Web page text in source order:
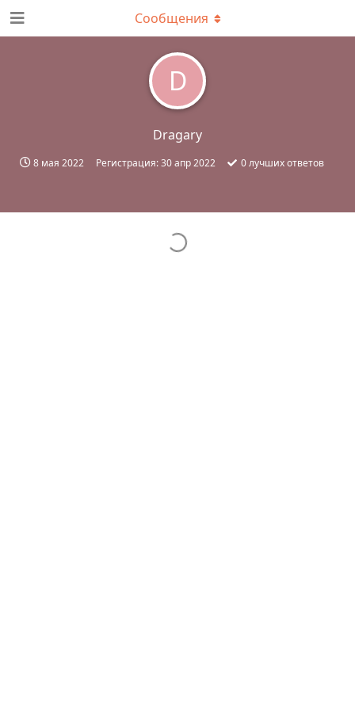
D
Dragary
8 мая 2022 Регистрация:30 апр 2022 0лучших ответов
Сообщения